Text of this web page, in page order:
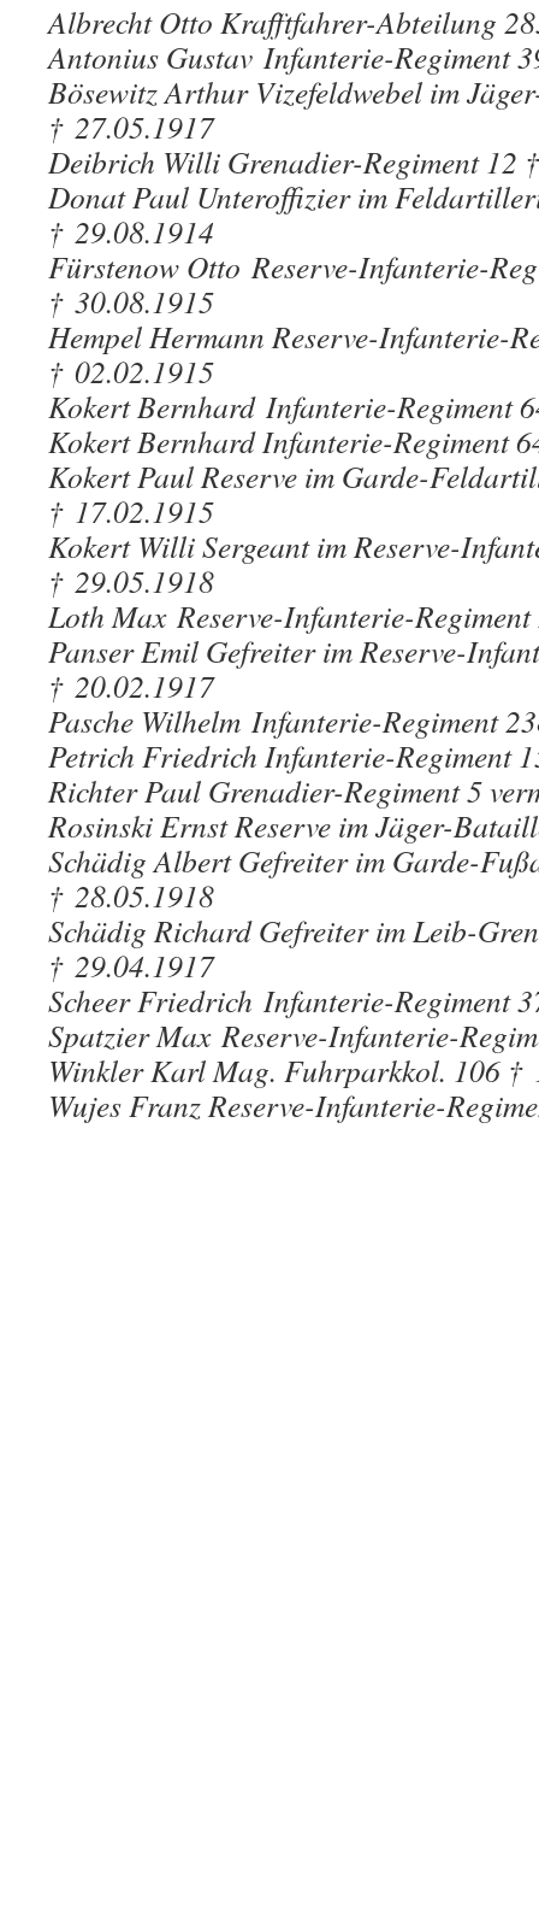
Albrecht Otto Krafftfahrer-Abteilung
Antonius Gustav Infanterie-Regiment
Bösewitz Arthur Vizefeldwebel im
† 27.05.1917
Deibrich Willi Grenadier-Regiment 12
Donat Paul Unteroffizier im
† 29.08.1914
Fürstenow Otto Reserve-Infanterie-
† 30.08.1915
Hempel Hermann Reserve-Infanterie-
† 02.02.1915
Kokert Bernhard Infanterie-Regiment
Kokert Bernhard Infanterie-Regiment
Kokert Paul Reserve im Garde-
† 17.02.1915
Kokert Willi Sergeant im Reserve-
† 29.05.1918
Loth Max Reserve-Infanterie-
Panser Emil Gefreiter im Reserve-
† 20.02.1917
Pasche Wilhelm Infanterie-Regiment
Petrich Friedrich Infanterie-Regiment
Richter Paul Grenadier-Regiment 5
Rosinski Ernst Reserve im Jäger-
Schädig Albert Gefreiter im Garde-
† 28.05.1918
Schädig Richard Gefreiter im Leib-
† 29.04.1917
Scheer Friedrich Infanterie-Regiment
Spatzier Max Reserve-Infanterie-
Winkler Karl Mag. Fuhrparkkol. 106 †
Wujes Franz Reserve-Infanterie-